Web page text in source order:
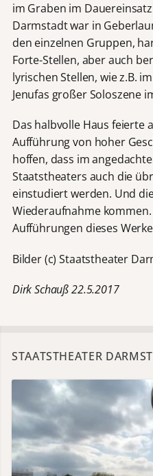
im Graben im
Darmstadt war in
den einzelnen Gruppen,
Forte-Stellen, aber auch
lyrischen Stellen, wie z.B.
Jenufas großer Soloszene
Das halbvolle Haus feierte
Aufführung von hoher
hoffen, dass im
Staatstheaters auch die
einstudiert werden. Und
Wiederaufnahme
Aufführungen dieses
Bilder (c) Staatstheater
Dirk Schauß 22.5.2017
STAATSTHEATER